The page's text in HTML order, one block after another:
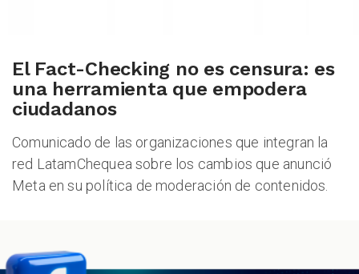
El Fact-Checking no es censura: es
una herramienta que empodera
ciudadanos
Comunicado de las organizaciones que integran la
red LatamChequea sobre los cambios que anunció
Meta en su política de moderación de contenidos.